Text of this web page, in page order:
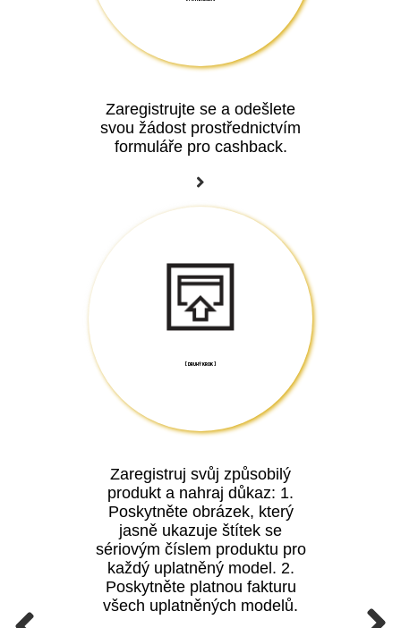
Zaregistrujte se a odešlete
[ DRUHÝ KROK ]
Zaregistruj svůj způsobilý
jasně ukazuje štítek se
sériovým číslem produktu pro
každý uplatněný model. 2.
Poskytněte platnou fakturu
všech uplatněných modelů.